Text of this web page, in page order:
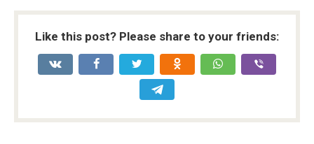
Like this post? Please share to your friends: